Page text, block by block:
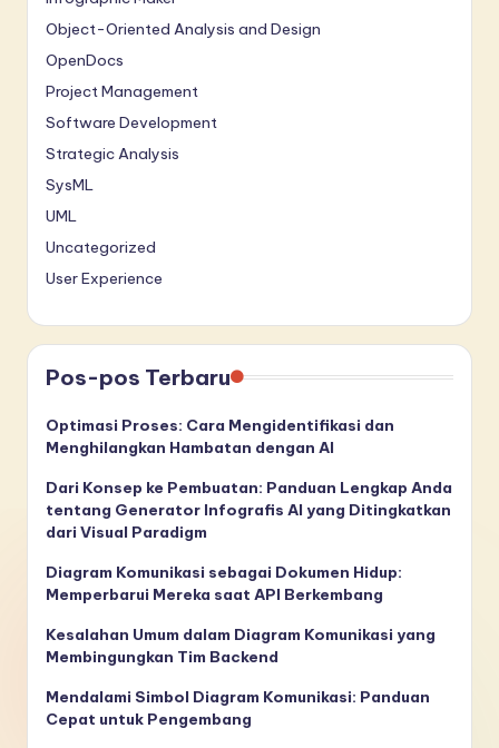
Object-Oriented Analysis and Design
OpenDocs
Project Management
Software Development
Strategic Analysis
SysML
UML
Uncategorized
User Experience
Pos-pos Terbaru
Optimasi Proses: Cara Mengidentifikasi dan
Menghilangkan Hambatan dengan AI
Dari Konsep ke Pembuatan: Panduan Lengkap Anda
tentang Generator Infografis AI yang Ditingkatkan
dari Visual Paradigm
Diagram Komunikasi sebagai Dokumen Hidup:
Memperbarui Mereka saat API Berkembang
Kesalahan Umum dalam Diagram Komunikasi yang
Membingungkan Tim Backend
Mendalami Simbol Diagram Komunikasi: Panduan
Cepat untuk Pengembang